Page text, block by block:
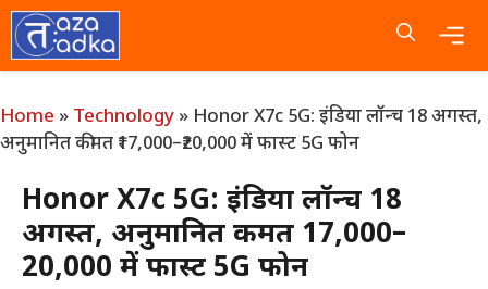
Skip
to
content
Home » Technology » Honor X7c 5G: इंडिया लॉन्च 18 अगस्त,
अनुमानित कीमत ₹17,000–₹20,000 में फास्ट 5G फोन
Honor X7c 5G: इंडिया लॉन्च 18
अगस्त, अनुमानित कीमत ₹17,000–
₹20,000 में फास्ट 5G फोन